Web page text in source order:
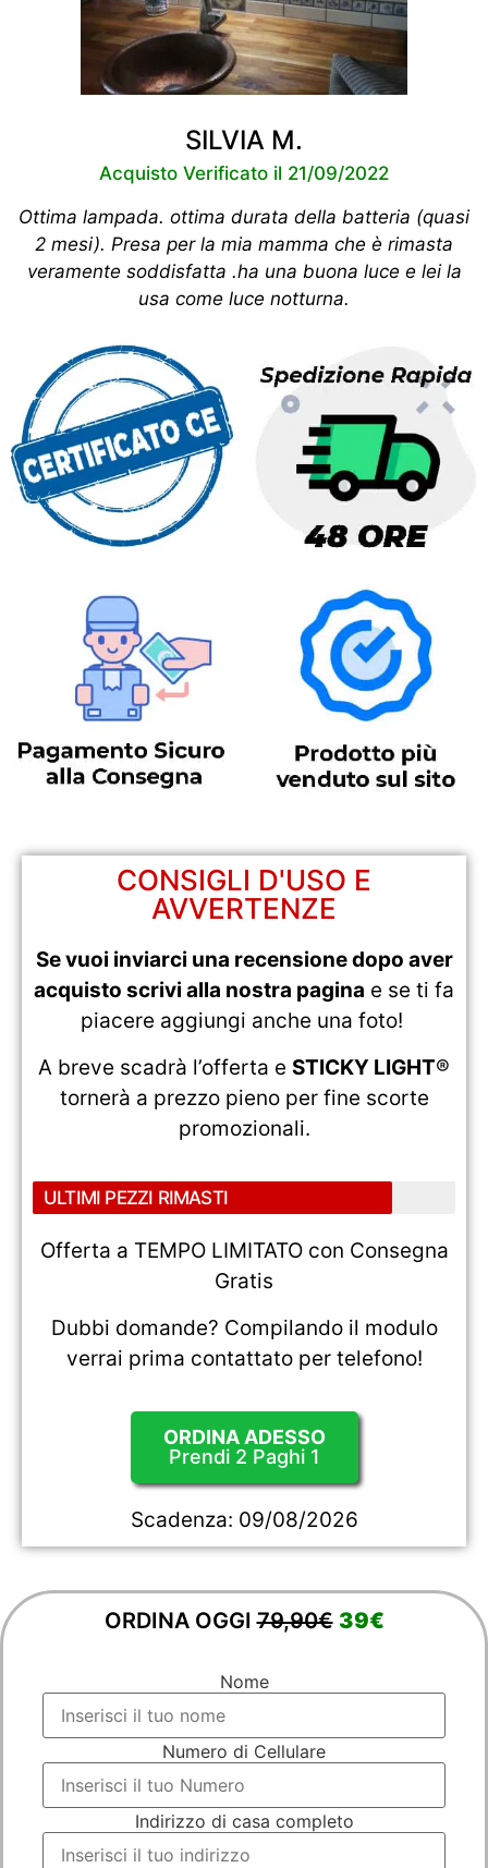
SILVIA M.
Acquisto Verificato il 21/09/2022
Ottima lampada. ottima durata della batteria (quasi
2 mesi). Presa per la mia mamma che è rimasta
veramente soddisfatta .ha una buona luce e lei la
usa come luce notturna.
CONSIGLI D'USO E
AVVERTENZE
Se vuoi inviarci una recensione dopo aver
acquisto scrivi alla nostra pagina e se ti fa
piacere aggiungi anche una foto!
A breve scadrà l’offerta e STICKY LIGHT®
tornerà a prezzo pieno per fine scorte
promozionali.
ULTIMI PEZZI RIMASTI
Offerta a TEMPO LIMITATO con Consegna
Gratis
Dubbi domande? Compilando il modulo
verrai prima contattato per telefono!
ORDINA ADESSO
Prendi 2 Paghi 1
Scadenza: 09/08/2026
ORDINA OGGI79,90€ 39€
Nome
Numero di Cellulare
Indirizzo di casa completo